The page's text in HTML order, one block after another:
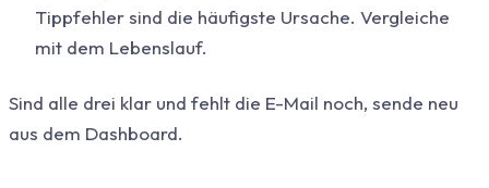
Tippfehler sind die häufigste Ursache. Vergleiche
mit dem Lebenslauf.
Sind alle drei klar und fehlt die E-Mail noch, sende neu
aus dem Dashboard.